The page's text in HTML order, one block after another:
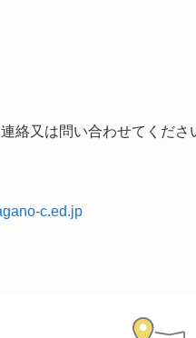
絡又は問い合わせてくださ
c.ed.jp